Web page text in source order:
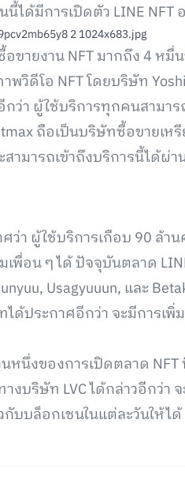
ด้มีการเปิดตัว LINE NFT
ขายงาน NFT มากถึง 4 ห
พวิดีโอ NFT โดยบริษัท
า ผู้ใช้บริการทุกคนสามาร
ถือเป็นบริษัทซื้อขายเ
สามารถเข้าถึงบริการนี้ได้
ว่า ผู้ใช้บริการเกือบ 90 ล้
พื่อน ๆ ได้ ปัจจุบันตลาด
Usagyuuun, และ
ด้ประกาศอีกว่า จะมีการเ
หนึ่งของการเปิดตลาด
บริษัท LVC ได้กล่าวอีกว่า
บบล็อกเชนในแต่ละวันให้ได้